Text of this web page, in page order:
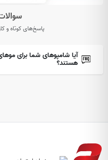
پاسخ‌های کوتاه و
آیا شامپوهای شما برای
هستند؟